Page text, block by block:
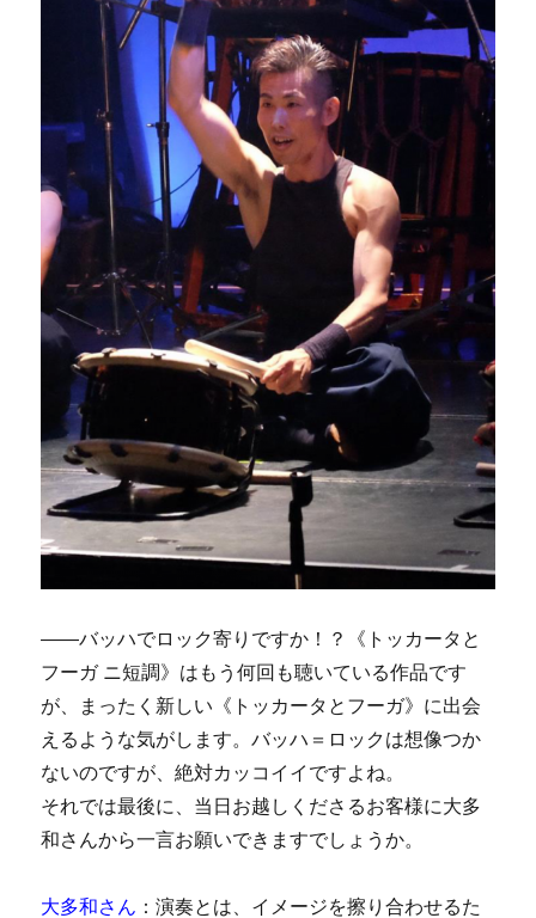
――バッハでロック寄りですか！？《トッカータと
フーガ ニ短調》はもう何回も聴いている作品です
が、まったく新しい《トッカータとフーガ》に出会
えるような気がします。バッハ＝ロックは想像つか
ないのですが、絶対カッコイイですよね。
それでは最後に、当日お越しくださるお客様に大多
和さんから一言お願いできますでしょうか。
大多和さん ：演奏とは、イメージを擦り合わせるた